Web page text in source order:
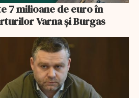
7 milioane de euro în
Varna și Burgas